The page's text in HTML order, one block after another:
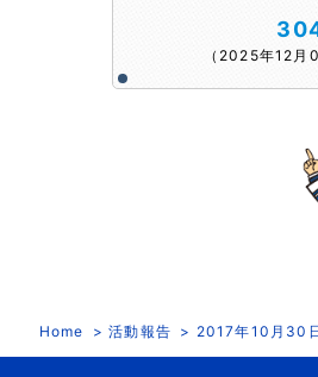
（2025年12月
Home 活動報告 2017年10月30